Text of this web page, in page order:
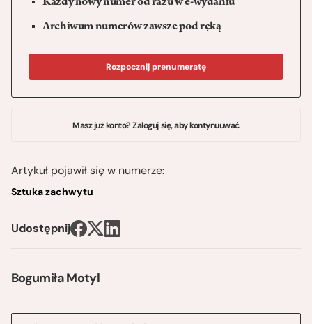
Bogumiła Motyl
Każdy nowy numer od razu w e-wydaniu
Archiwum numerów zawsze pod ręką
Rozpocznij prenumeratę
Masz już konto? Zaloguj się, aby kontynuuwać
Artykuł pojawił się w numerze:
Sztuka zachwytu
Udostępnij